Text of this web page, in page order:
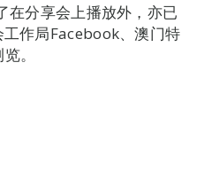
在分享会上播放外，亦已
作局Facebook、澳门特
。